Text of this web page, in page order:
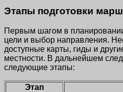
Этапы подготовки
Первым шагом в
цели и выбор направления.
доступные карты, гиды и
местности. В дальнейшем
следующие этапы:
Этап